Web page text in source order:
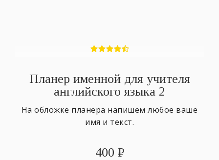
Планер именной для учителя
английского языка 2
На обложке планера напишем любое ваше
имя и текст.
400 ₽